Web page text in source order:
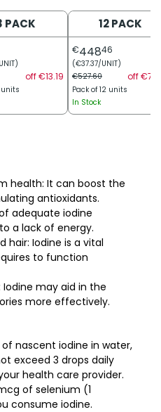
PACK
off €13.19
units
12 PACK
€44846
(€37.37/UNIT)
€527.60
off
Pack of 12 units
In Stock
health: It can boost the
antioxidants.
adequate iodine
a lack of energy.
hair: Iodine is a vital
to function
Iodine may aid in the
more effectively.
of nascent iodine in water,
exceed 3 drops daily
health care provider.
of selenium (1
consume iodine.